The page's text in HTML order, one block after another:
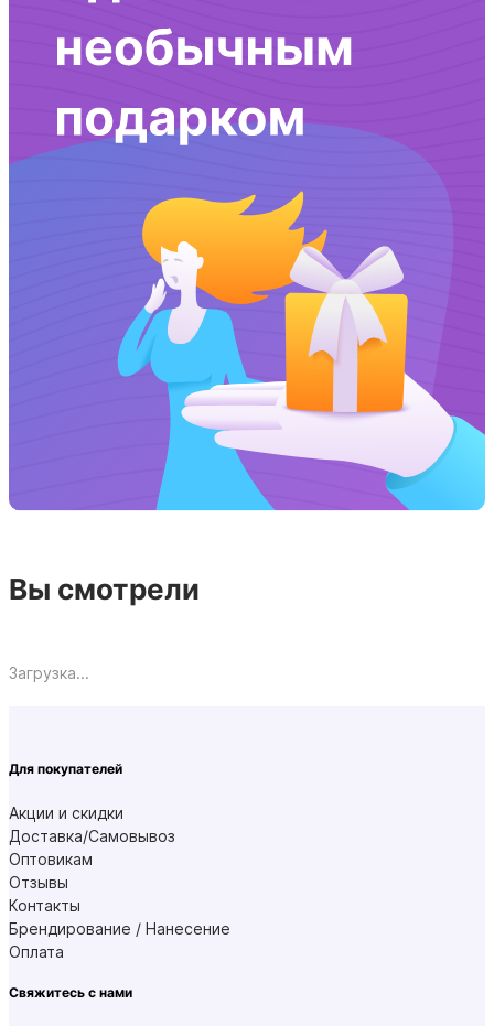
Вы смотрели
Загрузка...
Для покупателей
Акции и скидки
Доставка/Самовывоз
Оптовикам
Отзывы
Контакты
Брендирование / Нанесение
Оплата
Свяжитесь с нами